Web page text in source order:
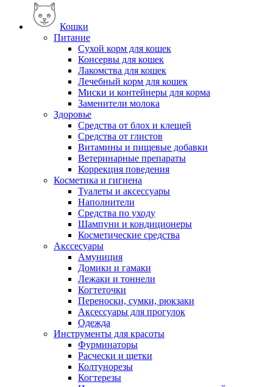
Кошки
Питание
Сухой корм для кошек
Консервы для кошек
Лакомства для кошек
Лечебный корм для кошек
Миски и контейнеры для корма
Заменители молока
Здоровье
Средства от блох и клещей
Средства от глистов
Витамины и пищевые добавки
Ветеринарные препараты
Коррекция поведения
Косметика и гигиена
Туалеты и аксессуары
Наполнители
Средства по уходу
Шампуни и кондиционеры
Косметические средства
Акссесуары
Амуниция
Домики и гамаки
Лежаки и тоннели
Когтеточки
Переноски, сумки, рюкзаки
Аксессуары для прогулок
Одежда
Инструменты для красоты
Фурминаторы
Расчески и щетки
Колтунорезы
Когтерезы